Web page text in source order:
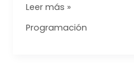
Leer más »
Programación